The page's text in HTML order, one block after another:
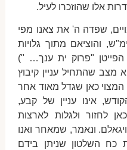
אלו שהוזכרו לעיל.
שפדה ה' את צאנו מפי
והוציאם מתוך גלויות
הפייטן "פרוק ית ענך… ")
שהתחיל עניין קיבוץ
המצוי כאן שגדל מאוד אחר
אינו עניין של קבע,
לחזור ולגלות לארצות
ונאמר, שמאחר ואנו
כח השלטון שניתן בידם